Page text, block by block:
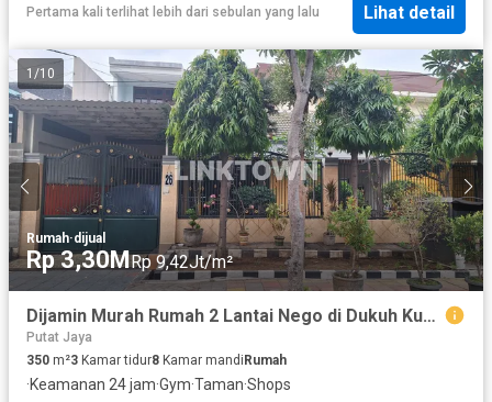
Pertama kali terlihat lebih dari sebulan yang lalu Lihat detail
1 /10
Rumah·dijual
Rp 3,30MRp 9,42Jt/m²
Dijamin Murah Rumah 2 Lantai Nego di Dukuh Kupang Surabaya
Putat Jaya
350 m²3 Kamar tidur8 Kamar mandiRumah
·Keamanan 24 jam·Gym·Taman·Shops